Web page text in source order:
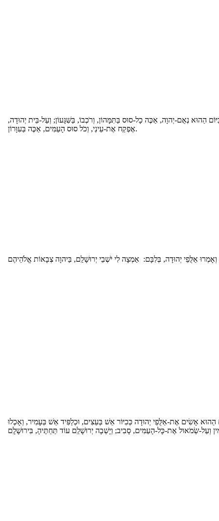
הַהוּא נְאֻם-יְהוָה, אַכֶּה כָל-סוּס בַּתִּמָּהוֹן, וְרֹכְבוֹ, בַּשִּׁגָּעוֹן; וְעַל-בֵּית יְהוּדָה,
אֶפְקַח אֶת-עֵינַי, וְכֹל סוּס הָעַמִּים, אַכֶּה בַּעִוָּרוֹן.
הַהוּא אָשִׂים אֶת-אַלֻּפֵי יְהוּדָה כְּכִיּוֹר אֵשׁ בְּעֵצִים, וּכְלַפִּיד אֵשׁ בְּעָמִיר, וְאָכְלוּ